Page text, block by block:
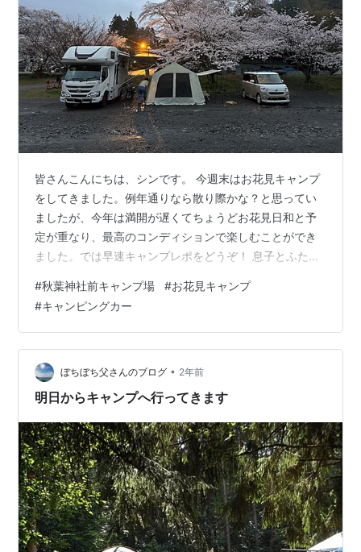
皆さんこんにちは、シンです。 今週末はお花見キャンプ
をしてきました。例年通りなら散り際かな？と思ってい
ましたが、今年は満開が遅くてちょうどお花見日和と予
定が重なり、最高のコンディションで楽しむことができ
ました。では早速キャンプレポをどうぞ！ 息子とふたり
して15時下校予定でした。そのため私は息子の登下校の
面倒を見るために休暇を取得、カミさんと娘は平常通
り。普段なら遊びを諦めるスケジュールですが、近場の
キャンプ場なら出動可能です。この前行った秋葉神社前
キャンプ場のサイト内には多くの桜の木が生えていたの
で、お花見キャンプができるのでは？そこで計…
#秋葉神社前キャンプ場 #お花見キャンプ
#キャンピングカー
ぼちぼち父さんのブログ • 2年前
明日からキャンプへ行ってきます